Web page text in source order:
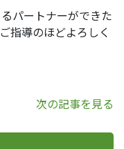
パートナーができた
指導のほどよろしく
次の記事を見る